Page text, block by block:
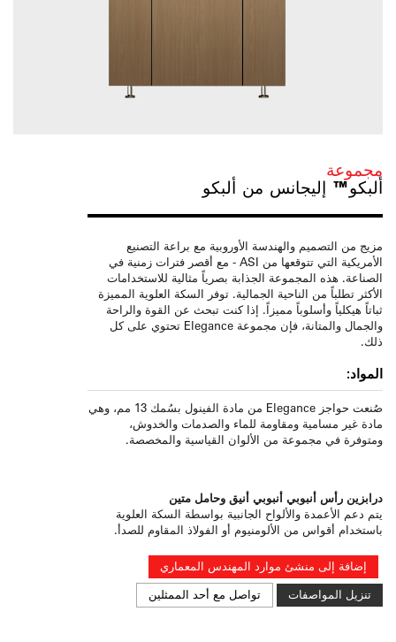
مجموعة
ألبكو™ إليجانس من ألبكو
مزيج من التصميم والهندسة الأوروبية مع براعة التصنيع
الأمريكية التي تتوقعها من ASI - مع أقصر فترات زمنية في
الصناعة. هذه المجموعة الجذابة بصرياً مثالية للاستخدامات
الأكثر تطلباً من الناحية الجمالية. توفر السكة العلوية المميزة
ثباتاً هيكلياً وأسلوباً مميزاً. إذا كنت تبحث عن القوة والراحة
والجمال والمتانة، فإن مجموعة Elegance تحتوي على كل
ذلك.
المواد:
صُنعت حواجز Elegance من مادة الفينول بسُمك 13 مم، وهي
مادة غير مسامية ومقاومة للماء والصدمات والخدوش،
ومتوفرة في مجموعة من الألوان القياسية والمخصصة.
درابزين رأس أنبوبي أنبوبي أنيق وحامل متين
يتم دعم الأعمدة والألواح الجانبية بواسطة السكة العلوية
باستخدام أقواس من الألومنيوم أو الفولاذ المقاوم للصدأ.
إضافة إلى منشئ موارد المهندس المعماري
تنزيل المواصفات تواصل مع أحد الممثلين